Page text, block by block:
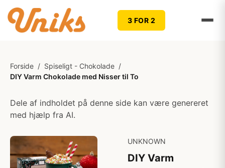
3 FOR 2
Forside / Spiseligt - Chokolade /
DIY Varm Chokolade med Nisser til To
Dele af indholdet på denne side kan være genereret
med hjælp fra AI.
UNKNOWN
DIY Varm